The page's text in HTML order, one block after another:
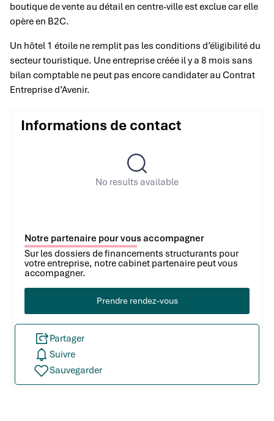
boutique de vente au détail en centre-ville est exclue car elle
opère en B2C.
Un hôtel 1 étoile ne remplit pas les conditions d’éligibilité du
secteur touristique. Une entreprise créée il y a 8 mois sans
bilan comptable ne peut pas encore candidater au Contrat
Entreprise d’Avenir.
Informations de contact
No results available
Notre partenaire pour vous accompagner
Sur les dossiers de financements structurants pour
votre entreprise, notre cabinet partenaire peut vous
accompagner.
Prendre rendez-vous
Partager
Suivre
Sauvegarder